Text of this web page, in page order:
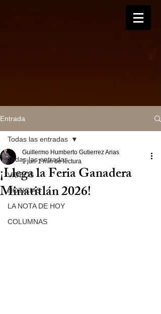
Entrada
Todas las entradas
VIDEOS
NOTICIAS
LA NOTA DE HOY
COLUMNAS
Todas las entradas
¡Llega la Feria Ganadera
Minatitlán 2026!
Guillermo Humberto Gutierrez Arias
1 jun 1 min de lectura